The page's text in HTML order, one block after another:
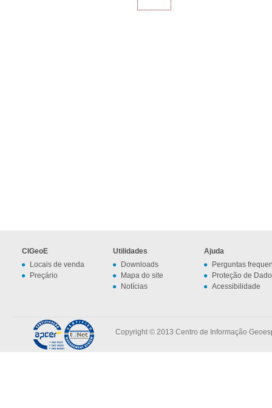
CIGeoE
Locais de venda
Preçário
Utilidades
Downloads
Mapa do site
Notícias
Ajuda
Perguntas
Proteção de
Acessibilidade
Copyright © 2013 Centro de Informação